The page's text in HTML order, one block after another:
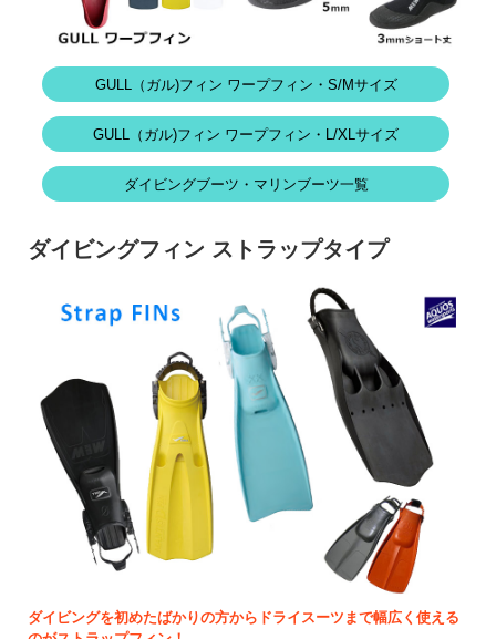
GULL（ガル)フィン ワープフィン・S/Mサイズ
GULL（ガル)フィン ワープフィン・L/XLサイズ
ダイビングブーツ・マリンブーツ一覧
ダイビングフィン ストラップタイプ
ダイビングを初めたばかりの方からドライスーツまで幅広く使える